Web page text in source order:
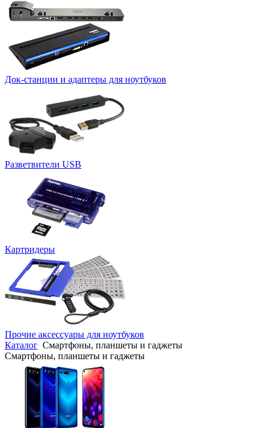
Док-станции и адаптеры для ноутбуков
Разветвители USB
Картридеры
Прочие аксессуары для ноутбуков
Каталог Смартфоны, планшеты и гаджеты
Смартфоны, планшеты и гаджеты